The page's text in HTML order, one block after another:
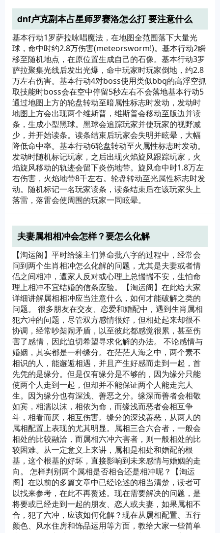
dnf卢克副本占星师罗赛洛怎么打 要注意什么
基本行动1罗萨拉咏唱魔法，在地图全范围落下大量光
球，命中时约2.8万伤害(meteorsworm!)。基本行动2瞬
移至随机地点，在原位置生成自己的石像。基本行动3罗
萨拉聚集光线后发出光爆，命中玩家时玩家倒地，约2.8
万左右伤害。基本行动4对boss使用类似bbq的高浮空抓
取技能时boss会在空中停留5秒左右不会落地基本行动5
通过地图上方的轮盘转动至暗属性标志时发动，发动时
地图上方会出现两个维斯普，维斯普会移动至版边并读
条，生成小型黑球。黑球会追踪玩家并使玩家的视野减
少，并开始读条。读条结束后玩家会失明并眩晕，大幅
降低命中率。基本行动6轮盘转动至火属性标志时发动。
发动时随机标记玩家，之后出现火焰旋风跟踪玩家，火
焰旋风移动的轨迹会留下炎伤地带。旋风命中时1.8万左
右伤害，火焰地带8千左右。轮盘转动至光属性标志时发
动。随机标记一名玩家读条，读条结束后在该玩家头上
落雷，落雷会使周围的玩家一同眩晕。
夫妻属相相冲会怎样？要怎么化解
【淘运阁】平时给缘主们算命批八字的过程中，经常会
问到两个生肖相冲怎么化解的问题，尤其是夫妻或者情
侣之间相冲，遭家人反对或心理上总惴惴不安，生怕命
理上相冲不宜结婚的信条应验。【淘运阁】在此给大家
详细讲解属相相冲应当注意什么，如何才能破解之类的
问题。 很多朋友在交友、恋爱和婚配中，遇到生肖属相
犯六冲的问题，尽管双方感情很好，但相处起来却很不
协调，经常吵架闹矛盾，以至彼此都感觉很累，甚至伤
害了感情，因此迫切希望寻求化解的办法。 不论感情与
婚姻，其实都是一种缘分。在茫茫人海之中，两个素不
相识的人，能邂逅相遇，并且产生好感而走到一起，首
先凭的是缘分。但是仅有缘分是不够的，因为缘分只能
使两个人走到一起，但却并不能保证两个人能走完人
生。因为缘分也有深浅、善恶之分。缘深而善者会相敬
如宾，相濡以沫，相依为命，而缘浅而恶者会相互争
斗，相看而厌，相互伤害。缘分的深浅善恶，从两人的
属相配置上表现的尤其明显。属相三合六合者，一般会
相处的比较融洽，而属相六冲六害者，则一般相处的比
较困难。从一定意义上来讲，属相是相处和婚配的根
基，这个根基的好坏，直接影响到未来感情与婚姻的走
向。 怎样判别两个属相是否相合还是相冲呢？【淘运
阁】在以前的多篇文章中已经论述的相当清楚，读者可
以找来参考，在此不再赘述。现在需要解决的问题，是
将要或已经走到一起的朋友、恋人或夫妻，如果属相不
合，犯了六冲，应该如何化解？现在从属相配置、五行
颜色、风水住房和饰品运用等方面，教给大家一些简单